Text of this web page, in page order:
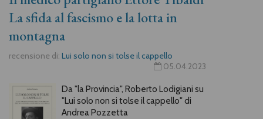
La sfida al fascismo e la lotta in
montagna
recensione di: Lui solo non si tolse il cappello
05.04.2023
Da "la Provincia", Roberto Lodigiani su
"Lui solo non si tolse il cappello" di
Andrea Pozzetta